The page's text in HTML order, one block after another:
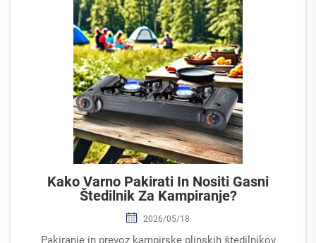
Kako Varno Pakirati In Nositi Gasni
Štedilnik Za Kampiranje?
2026/05/18
Pakiranje in prevoz kampirske plinskih štedilnikov